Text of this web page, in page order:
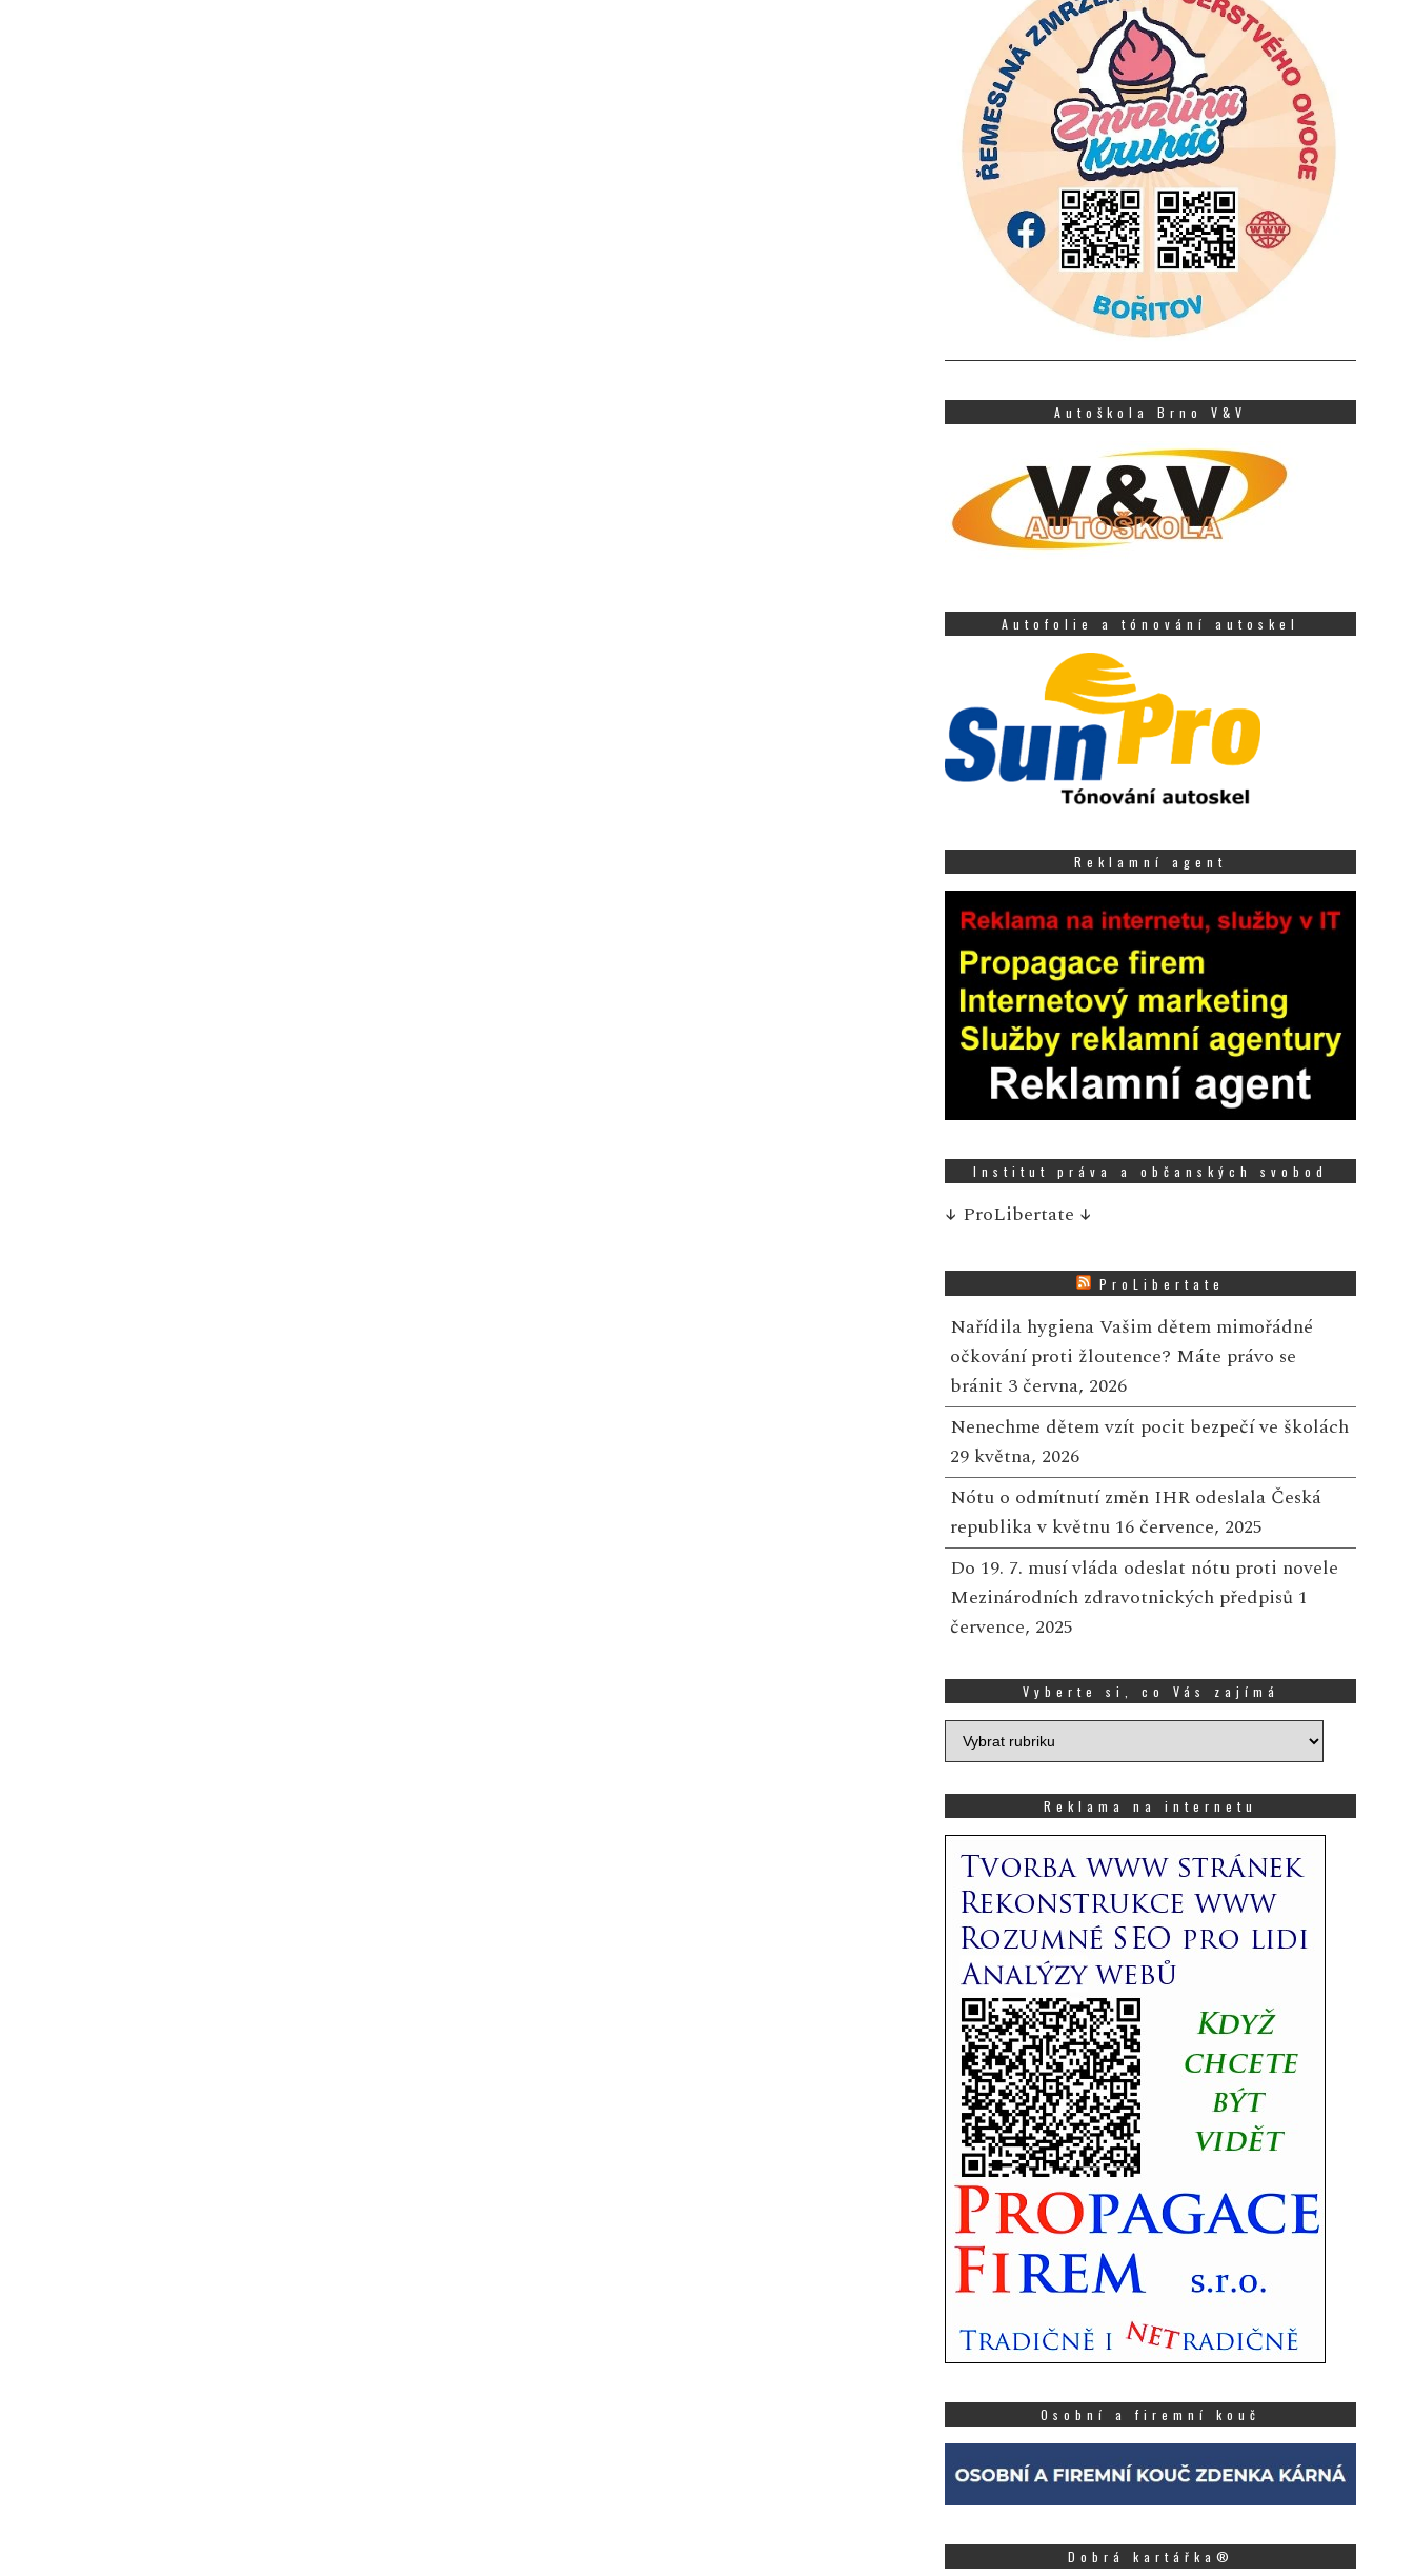
Autoškola Brno V&V
Autofolie a tónování autoskel
Reklamní agent
Institut práva a občanských svobod
↓ ProLibertate ↓
ProLibertate
Nařídila hygiena Vašim dětem mimořádné
očkování proti žloutence? Máte právo se
bránit 3 června, 2026
Nenechme dětem vzít pocit bezpečí ve školách
29 května, 2026
Nótu o odmítnutí změn IHR odeslala Česká
republika v květnu 16 července, 2025
Do 19. 7. musí vláda odeslat nótu proti novele
Mezinárodních zdravotnických předpisů 1
července, 2025
Vyberte si, co Vás zajímá
Vyberte
si,
zajímá
Reklama na internetu
Osobní a firemní kouč
Dobrá kartářka®